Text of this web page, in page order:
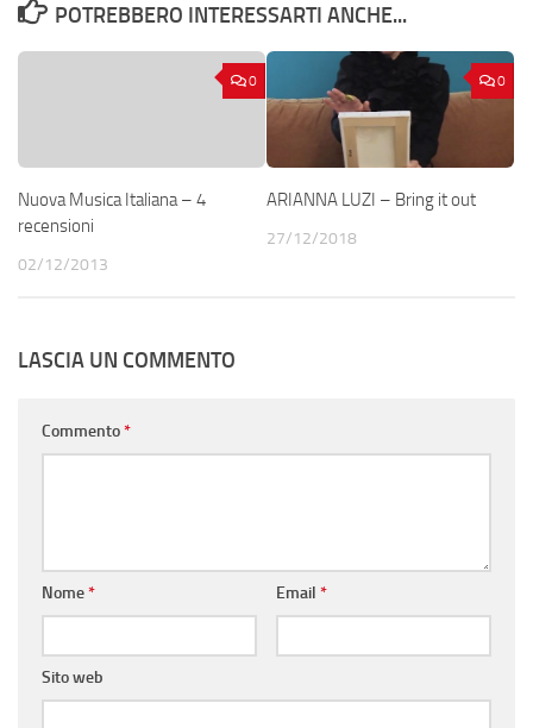
POTREBBERO INTERESSARTI ANCHE...
0
Nuova Musica Italiana – 4
recensioni
02/12/2013
0
ARIANNA LUZI – Bring it out
27/12/2018
LASCIA UN COMMENTO
Commento*
Nome* Email *
Sito web